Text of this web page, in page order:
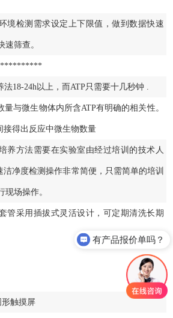
检测需求设定上下限值，做到数据快速
速筛查。
18-24h以上，而ATP只需要十几秒钟 .
与微生物体内所含ATP有明确的相关性。
接得出反应中微生物数量
方法需要在实验室由经过培训的技术人
洁净度检测操作非常简便，只需简单的培训
现场操作。
采用插拔式灵活设计，可定期清洗长期
形触摸屏
有产品报价单吗？